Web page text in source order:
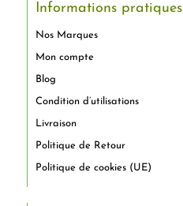
Informations pratiques
Nos Marques
Mon compte
Blog
Condition d’utilisations
Livraison
Politique de Retour
Politique de cookies (UE)